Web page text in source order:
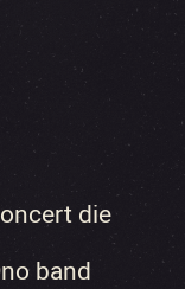
die
band